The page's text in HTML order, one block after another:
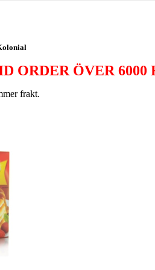
ORDER ÖVER 6000
frakt.